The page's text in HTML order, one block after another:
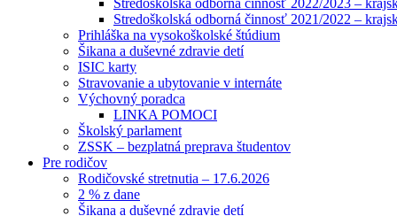
Stredoškolská odborná činnosť 2022/2023 –
Stredoškolská odborná činnosť 2021/2022 –
Prihláška na vysokoškolské štúdium
Šikana a duševné zdravie detí
ISIC karty
Stravovanie a ubytovanie v internáte
Výchovný poradca
LINKA POMOCI
Školský parlament
ZSSK – bezplatná preprava študentov
Pre rodičov
Rodičovské stretnutia – 17.6.2026
2 % z dane
Šikana a duševné zdravie detí